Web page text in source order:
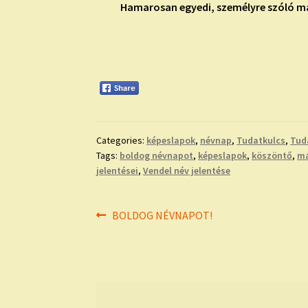
Hamarosan egyedi, személyre szóló
Categories: képeslapok, névnap, Tudatkulcs,
Tags: boldog névnapot, képeslapok, köszöntő,
jelentései,Vendel név jelentése
Bejegyzés
Previous
BOLDOG NÉVNAPOT!